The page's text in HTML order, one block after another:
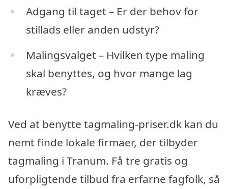
Adgang til taget – Er der behov for
stillads eller anden udstyr?
Malingsvalget – Hvilken type maling
skal benyttes, og hvor mange lag
kræves?
Ved at benytte tagmaling-priser.dk kan du
nemt finde lokale firmaer, der tilbyder
tagmaling i Tranum. Få tre gratis og
uforpligtende tilbud fra erfarne fagfolk, så